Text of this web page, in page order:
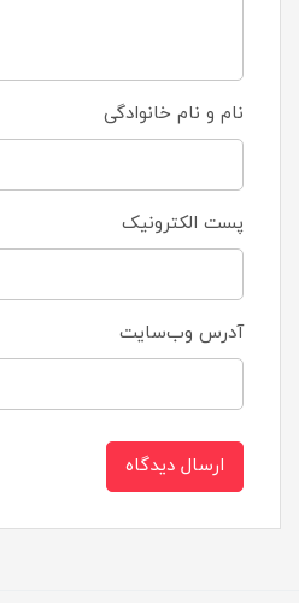
نام و نام خانوادگی
پست الکترونیک
آدرس وب‌سایت
ارسال دیدگاه